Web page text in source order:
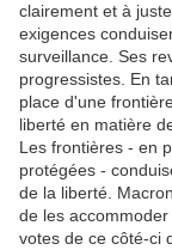
clairement et à
exigences
surveillance. Ses
progressistes. En
place d'une
liberté en matière
Les frontières - en
protégées -
de la liberté.
de les
votes de ce côté-ci